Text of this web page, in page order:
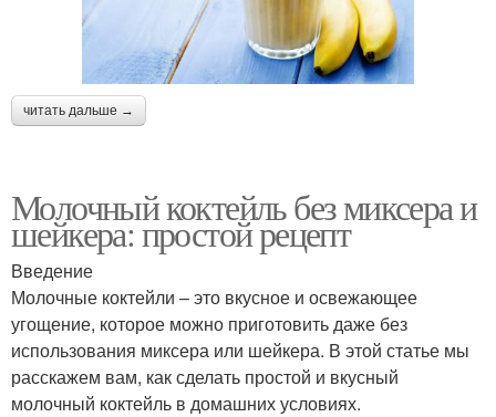
читать дальше →
Молочный коктейль без миксера и
шейкера: простой рецепт
Введение
Молочные коктейли – это вкусное и освежающее
угощение, которое можно приготовить даже без
использования миксера или шейкера. В этой статье мы
расскажем вам, как сделать простой и вкусный
молочный коктейль в домашних условиях.